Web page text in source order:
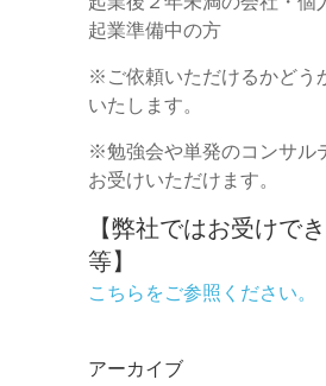
起業準備中の方
※ご依頼いただけるかどう
いたします。
※勉強会や単発のコンサル
お受けいただけます。
【弊社ではお受けで
等】
こちらをご参照ください。
アーカイブ